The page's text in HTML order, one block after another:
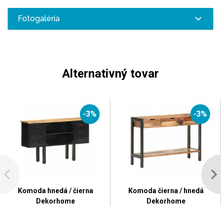
Fotogaléria
Alternativný tovar
-3%
Komoda hnedá / čierna
Dekorhome
-3%
Komoda čierna / hnedá
Dekorhome